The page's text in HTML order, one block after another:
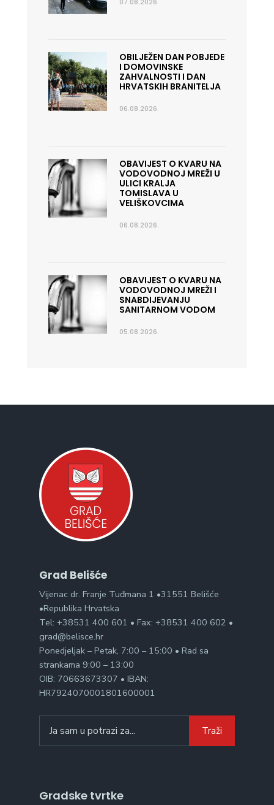
07.08.2026.
OBILJEŽEN DAN POBJEDE
I DOMOVINSKE
ZAHVALNOSTI I DAN
HRVATSKIH BRANITELJA
06.08.2026.
OBAVIJEST O KVARU NA
VODOVODNOJ MREŽI U
ULICI KRALJA
TOMISLAVA U
VELIŠKOVCIMA
06.08.2026.
OBAVIJEST O KVARU NA
VODOVODNOJ MREŽI I
SNABDIJEVANJU
SANITARNOM VODOM
05.08.2026.
Grad Belišće
Vijenac dr. Franje Tuđmana 1 •31551 Belišće
•Republika Hrvatska
Tel: +38531 400 601 • Fax: +38531 400 602 •
grad@belisce.hr
Ponedjeljak – Petak, 7:00 – 15:00 • Rad sa
strankama 9:00 – 13:00
OIB: 70663673307 • IBAN:
HR7924070001801600001
for:
Traži
Gradske tvrtke